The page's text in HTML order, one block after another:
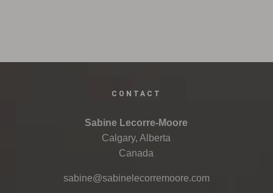
CONTACT
Sabine Lecorre-Moore
Calgary, Alberta
Canada
sabine@sabinelecorremoore.com